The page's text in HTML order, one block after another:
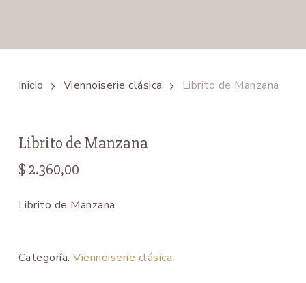
Inicio Viennoiserie clásica Librito de Manzana
Librito de Manzana
$2.360,00
Librito de Manzana
Categoría:Viennoiserie clásica